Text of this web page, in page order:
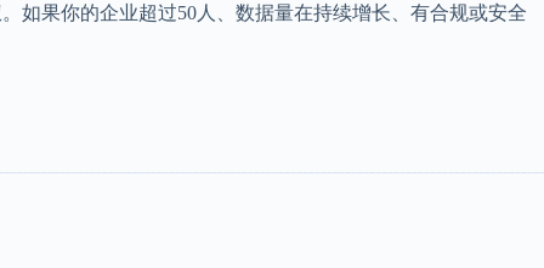
如果你的企业超过50人、数据量在持续增长、有合规或安全